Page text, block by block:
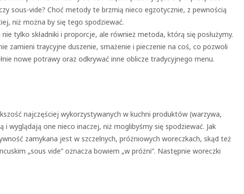
sous-vide? Choć metody te brzmią nieco egzotycznie, z pewnością
niż można by się tego spodziewać.
tylko składniki i proporcje, ale również metoda, którą się posłużymy.
zamieni traycyjne duszenie, smażenie i pieczenie na coś, co pozwoli
nowe potrawy oraz odkrywać inne oblicze tradycyjnego menu.
najczęściej wykorzystywanych w kuchni produktów (warzywa,
wyglądają one nieco inaczej, niż moglibyśmy się spodziewać. Jak
zamykana jest w szczelnych, próżniowych woreczkach, skąd też
„sous vide” oznacza bowiem „w próżni”. Następnie woreczki